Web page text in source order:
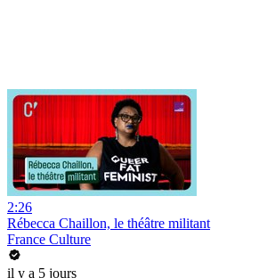
2:26
Rébecca Chaillon, le théâtre militant
France Culture
il y a 5 jours